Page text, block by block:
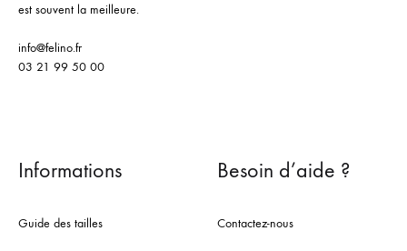
est souvent la meilleure.
info@felino.fr
03 21 99 50 00
Informations
Guide des tailles
Besoin d’aide ?
Contactez-nous